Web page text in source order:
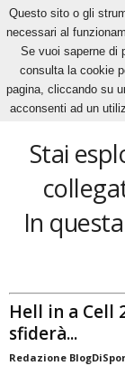
Home Tags Hell in a
hell in a
Stai
In
Hell in a Cell
sfiderà...
Redazione
Questo sito o gli
necessari al
Se vuoi saperne di
consulta la cookie
pagina, cliccando su
acconsenti ad un